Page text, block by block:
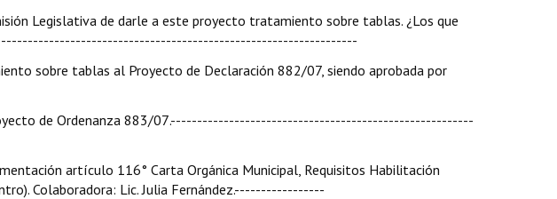
Legislativa de darle a este proyecto tratamiento sobre tablas. ¿Los que
sobre tablas al Proyecto de Declaración 882/07, siendo aprobada por
de Ordenanza 883/07.---------------------------------------------------------
artículo 116° Carta Orgánica Municipal, Requisitos Habilitación
Colaboradora: Lic. Julia Fernández.-----------------